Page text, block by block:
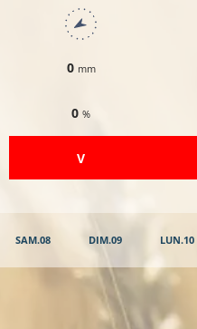
0 mm
0%
​V
SAM.08 DIM.09 LUN.10